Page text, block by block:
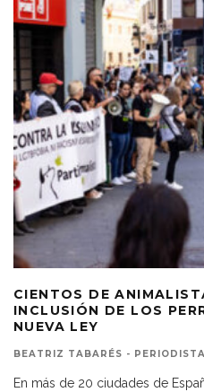
CIENTOS DE
INCLUSIÓN DE LOS
NUEVA LEY
BEATRIZ TABARÉS - PERIODISTA
En más de 20 ciudades de